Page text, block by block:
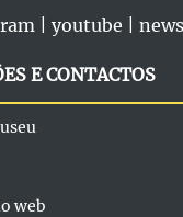
youtube
E CONTACTOS
web